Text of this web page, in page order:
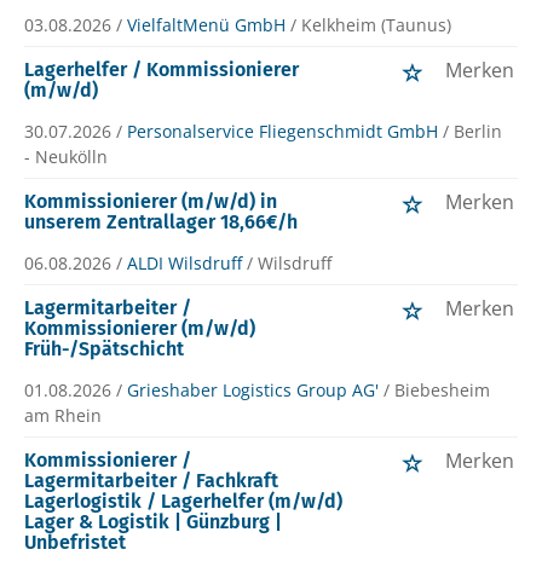
03.08.2026 / VielfaltMenü GmbH / Kelkheim (Taunus)
Lagerhelfer / Kommissionierer
(m/w/d)
Merken
30.07.2026 / Personalservice Fliegenschmidt GmbH / Berlin
- Neukölln
Kommissionierer (m/w/d) in
unserem Zentrallager 18,66€/h
Merken
06.08.2026 / ALDI Wilsdruff / Wilsdruff
Lagermitarbeiter /
Kommissionierer (m/w/d)
Früh-/Spätschicht
Merken
01.08.2026 / Grieshaber Logistics Group AG' / Biebesheim
am Rhein
Kommissionierer /
Lagermitarbeiter / Fachkraft
Lagerlogistik / Lagerhelfer (m/w/d)
Lager & Logistik | Günzburg |
Unbefristet
Merken